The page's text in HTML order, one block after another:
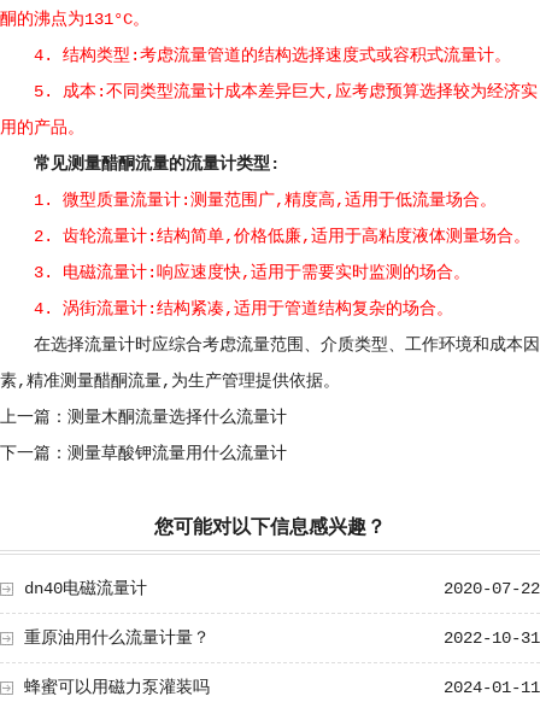
酮的沸点为131°C。
4. 结构类型:考虑流量管道的结构选择速度式或容积式流量计。
5. 成本:不同类型流量计成本差异巨大,应考虑预算选择较为经济实
用的产品。
常见测量醋酮流量的流量计类型:
1. 微型质量流量计:测量范围广,精度高,适用于低流量场合。
2. 齿轮流量计:结构简单,价格低廉,适用于高粘度液体测量场合。
3. 电磁流量计:响应速度快,适用于需要实时监测的场合。
4. 涡街流量计:结构紧凑,适用于管道结构复杂的场合。
在选择流量计时应综合考虑流量范围、介质类型、工作环境和成本因
素,精准测量醋酮流量,为生产管理提供依据。
上一篇： 测量木酮流量选择什么流量计
下一篇： 测量草酸钾流量用什么流量计
您可能对以下信息感兴趣？
2020-07-22
dn40电磁流量计
2022-10-31
重原油用什么流量计量？
2024-01-11
蜂蜜可以用磁力泵灌装吗